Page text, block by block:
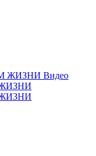
Видео
ЖИЗНИ
ЖИЗНИ